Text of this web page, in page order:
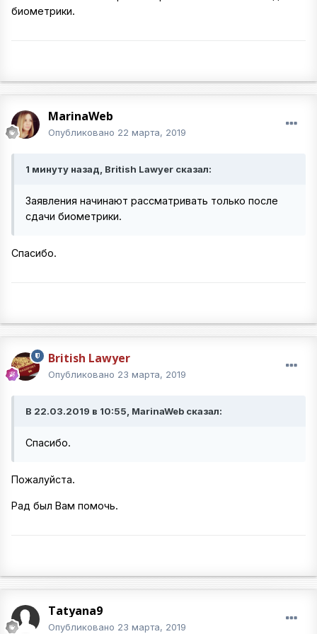
биометрики.
MarinaWeb
Опубликовано 22 марта, 2019
1 минуту назад, British Lawyer сказал:
Заявления начинают рассматривать только после
сдачи биометрики.
Cпасибо.
British Lawyer
Опубликовано 23 марта, 2019
В 22.03.2019 в 10:55, MarinaWeb сказал:
Cпасибо.
Пожалуйста.
Рад был Вам помочь.
Tatyana9
Опубликовано 23 марта, 2019